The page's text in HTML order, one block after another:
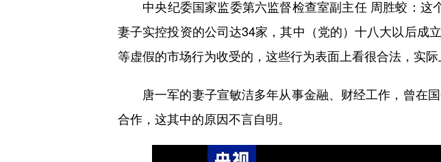
中央纪委国家监委第六监督检查室副主任 周胜蛟：这
妻子实控投资的公司达34家，其中（党的）十八大以后成
等虚假的市场行为收受的，这些行为表面上看很合法，实
唐一军的妻子宣敏洁多年从事金融、财经工作，曾在国
合作，这其中的原因不言自明。